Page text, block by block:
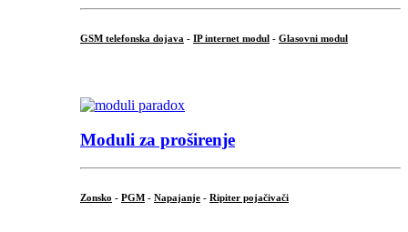
GSM telefonska dojava - IP internet modul - Glasovni modul
Moduli za proširenje
Zonsko - PGM - Napajanje - Ripiter pojačivači